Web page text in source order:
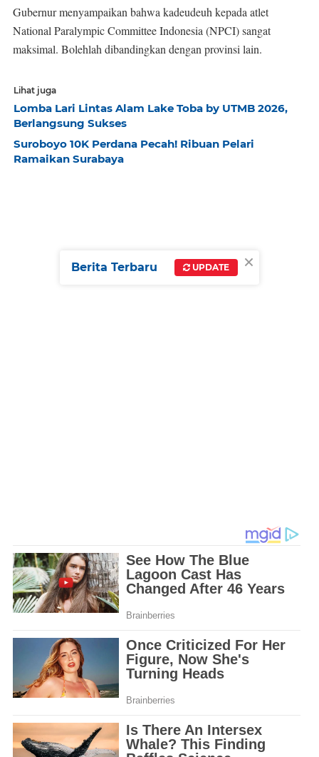
Gubernur menyampaikan bahwa kadeudeuh kepada atlet
National Paralympic Committee Indonesia (NPCI) sangat
maksimal. Bolehlah dibandingkan dengan provinsi lain.
Lihat juga
Lomba Lari Lintas Alam Lake Toba by UTMB 2026,
Berlangsung Sukses
Suroboyo 10K Perdana Pecah! Ribuan Pelari
Ramaikan Surabaya
×
Berita Terbaru UPDATE